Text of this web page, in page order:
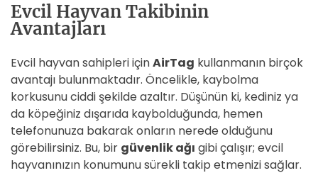
Evcil Hayvan Takibinin
Avantajları
Evcil hayvan sahipleri içinAirTag kullanmanın birçok
avantajı bulunmaktadır. Öncelikle, kaybolma
korkusunu ciddi şekilde azaltır. Düşünün ki, kediniz ya
da köpeğiniz dışarıda kaybolduğunda, hemen
telefonunuza bakarak onların nerede olduğunu
görebilirsiniz. Bu, bir güvenlik ağı gibi çalışır; evcil
hayvanınızın konumunu sürekli takip etmenizi sağlar.